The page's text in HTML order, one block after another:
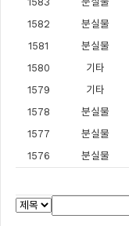
1582
분실물
1581
분실물
1580
기타
1579
기타
1578
분실물
1577
분실물
1576
분실물